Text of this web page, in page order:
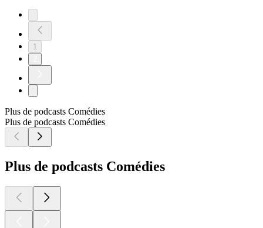
1
Plus de podcasts Comédies
Plus de podcasts Comédies
Plus de podcasts Comédies